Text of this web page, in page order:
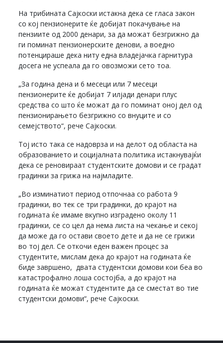
На трибината Сајкоски истакна дека се гласа закон
со кој пензионерите ќе добијат покачување на
пензиите од 2000 денари, за да можат безгрижно да
ги поминат пензионерските денови, а воедно
потенцираше дека ниту една владејачка гарнитура
досега не успеала да го овозможи сето тоа.
„За година дена и 6 месеци или 7 месеци
пензионерите ќе добијат 7 илјади денари плус
средства со што ќе можат да го поминат оној дел од
пензионирањето безгрижно со внуците и со
семејството“, рече Сајкоски.
Тој исто така се надоврза и на делот од областа на
образованието и социјалната политика истакнувајќи
дека се реновираат студентските домови и се градат
градинки за грижа на најмладите.
„Во изминатиот период отпочнаа со работа 9
градинки, во тек се три градинки, до крајот на
годината ќе имаме вкупно изградено околу 11
градинки, се со цел да нема листа на чекање и секој
да може да го остави своето дете и да не се грижи
во тој дел. Се откочи еден важен процес за
студентите, мислам дека до крајот на годината ќе
биде завршено, двата студентски домови кои беа во
катастрофално лоша состојба, а до крајот на
годината ќе можат студентите да се сместат во тие
студентски домови“, рече Сајкоски.